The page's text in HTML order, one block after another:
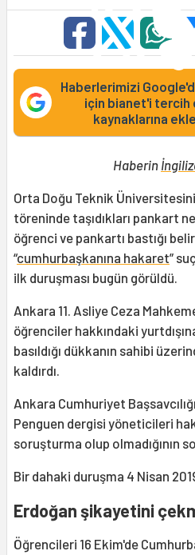
Haberlerimizi
için bianet'i tercih
kaynaklarına
Haberin
Orta Doğu Teknik
töreninde taşıdıkları pankart
öğrenci ve pankartı bastığı
“cumhurbaşkanına hakaret”
ilk duruşması bugün görüldü.
Ankara 11. Asliye Ceza
öğrenciler hakkındaki
basıldığı dükkanın sahibi
kaldırdı.
Ankara Cumhuriyet
Penguen dergisi yöneticileri
soruşturma olup olmadığının
Bir dahaki duruşma 4 Nisan
Erdoğan şikayetini
Öğrencileri 16 Ekim'de